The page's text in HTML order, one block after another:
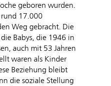
geboren wurden.
17.000
Weg gebracht. Die
Babys, die 1946 in
auch mit 53 Jahren
waren als Kinder
Beziehung bleibt
die soziale Stellung